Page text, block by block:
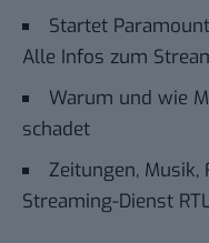
Startet
Alle Infos zum
Warum und wie
schadet
Zeitungen,
Streaming-Dienst